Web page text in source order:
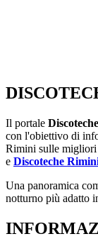
Il portale
con l'obiettivo di
Rimini sulle migliori
e Discoteche
Una panoramica
notturno più adatto